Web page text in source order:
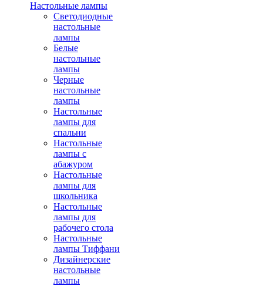
Настольные лампы
Светодиодные
настольные
лампы
Белые
настольные
лампы
Черные
настольные
лампы
Настольные
лампы для
спальни
Настольные
лампы с
абажуром
Настольные
лампы для
школьника
Настольные
лампы для
рабочего стола
Настольные
лампы Тиффани
Дизайнерские
настольные
лампы